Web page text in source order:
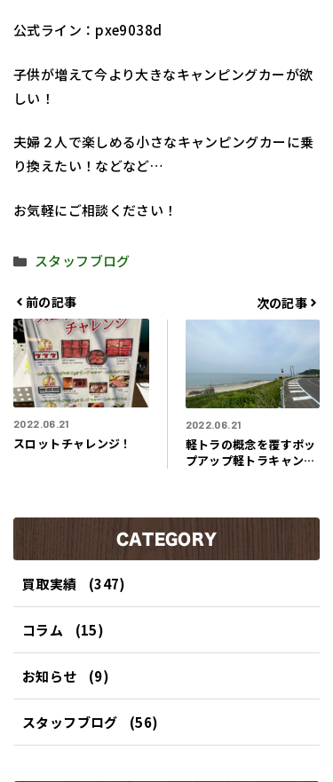
公式ライン：pxe9038d
子供が増えて今より大きなキャンピングカーが欲
しい！
夫婦２人で楽しめる小さなキャンピングカーに乗
り換えたい！などなど…
お気軽にご相談ください！
カ
ゴ
リ
ー
スタッフブログ
前の記事
2022.06.21
スロットチャレンジ！
次の記事
2022.06.21
軽トラの概念を覆すポッ
プアップ軽トラキャン入
CATEGORY
買取実績 (347)
コラム (15)
お知らせ (9)
スタッフブログ (56)